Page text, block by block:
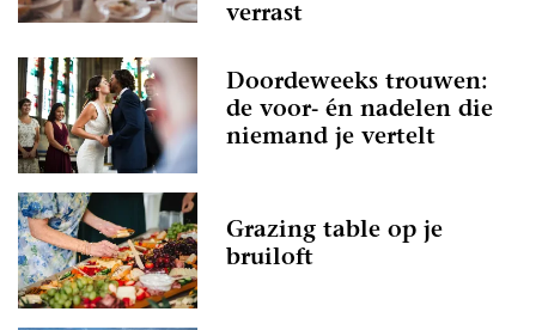
verrast
Doordeweeks trouwen:
de voor- én nadelen die
niemand je vertelt
Grazing table op je
bruiloft